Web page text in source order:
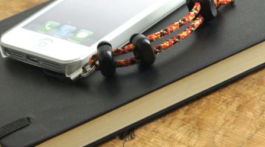
時計ホルダー
VN301
カスタムバッグ
デジアナ格納庫
FreeFree トート
ちょっとミリタリー
カスタムパーツ
コピーノート
ふわふわケース
閉じる